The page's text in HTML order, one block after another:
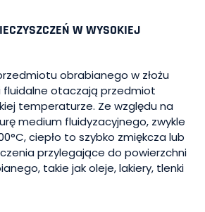
W WYSOKIEJ
obrabianego w złożu
fluidalne otaczają przedmiot
temperaturze. Ze względu na
medium fluidyzacyjnego, zwykle
ciepło to szybko zmiękcza lub
przylegające do powierzchni
takie jak oleje, lakiery, tlenki